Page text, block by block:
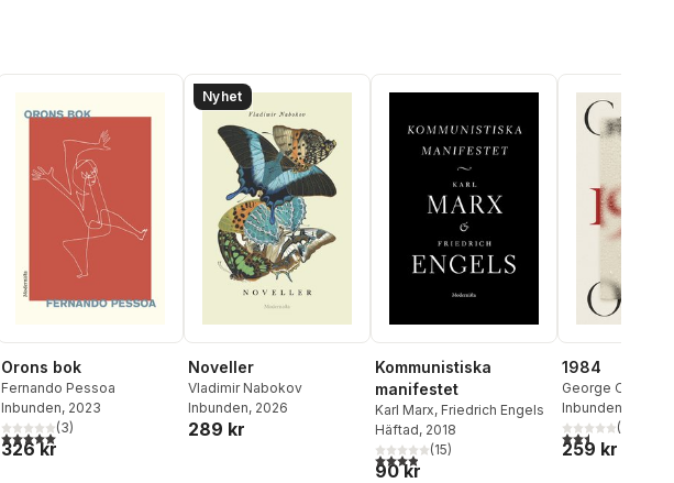
Orons bok
Fernando Pessoa
Inbunden, 2023
5,0utav 5 stjärnor. Totalt antal röster:
(3)
326 kr
Nyhet
Noveller
Vladimir Nabokov
Inbunden, 2026
289 kr
Kommunistiska
manifestet
Karl Marx, Friedrich Engels
Häftad, 2018
3,9utav 5 stjärnor. Totalt antal röster:
(15)
90 kr
1984
George Orwell
Inbunden
2,5utav 5(
259 kr